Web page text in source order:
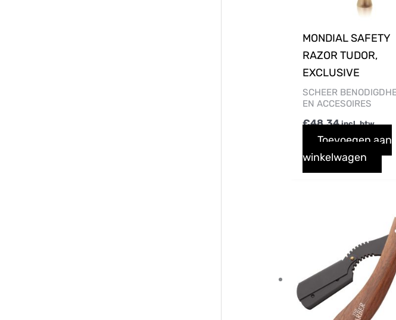
MONDIAL SAFETY
RAZOR TUDOR,
EXCLUSIVE
SCHEER
EN ACCESOIRES
€48,34 incl. btw
Toevoegen aan
winkelwagen